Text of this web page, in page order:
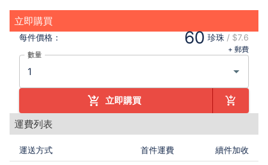
立即購買
每件價格： 60 珍珠 / $7.6
+ 郵費
數量
立即購買
運費列表
運送方式 首件運費 續件加收